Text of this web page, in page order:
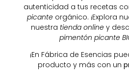
autenticidad a tus recetas
picante orgánico. ¡Explora
nuestra tienda onliney
pimentón picante
¡En Fábrica de Esencias
producto y más con un